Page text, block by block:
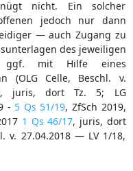
nicht. Ein solcher
jedoch nur dann
— auch Zugang zu
des jeweiligen
ggf. mit Hilfe eines
(OLG Celle, Beschl. v.
, juris, dort Tz. 5; LG
- 5 Qs 51/19, ZfSch 2019,
1 Qs 46/17, juris, dort
v. 27.04.2018 — LV 1/18,